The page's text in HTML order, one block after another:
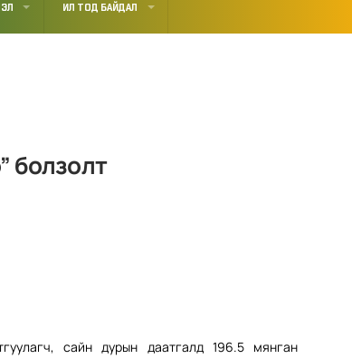
ИЛ ТОД БАЙДАЛ
болзолт
сайн дурын даатгалд 196.5 мянган